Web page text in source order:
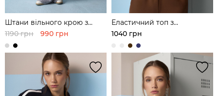
Штани вільного крою з
футера
1190 грн 990 грн
Еластичний топ з
контрастною обробкою
1040 грн